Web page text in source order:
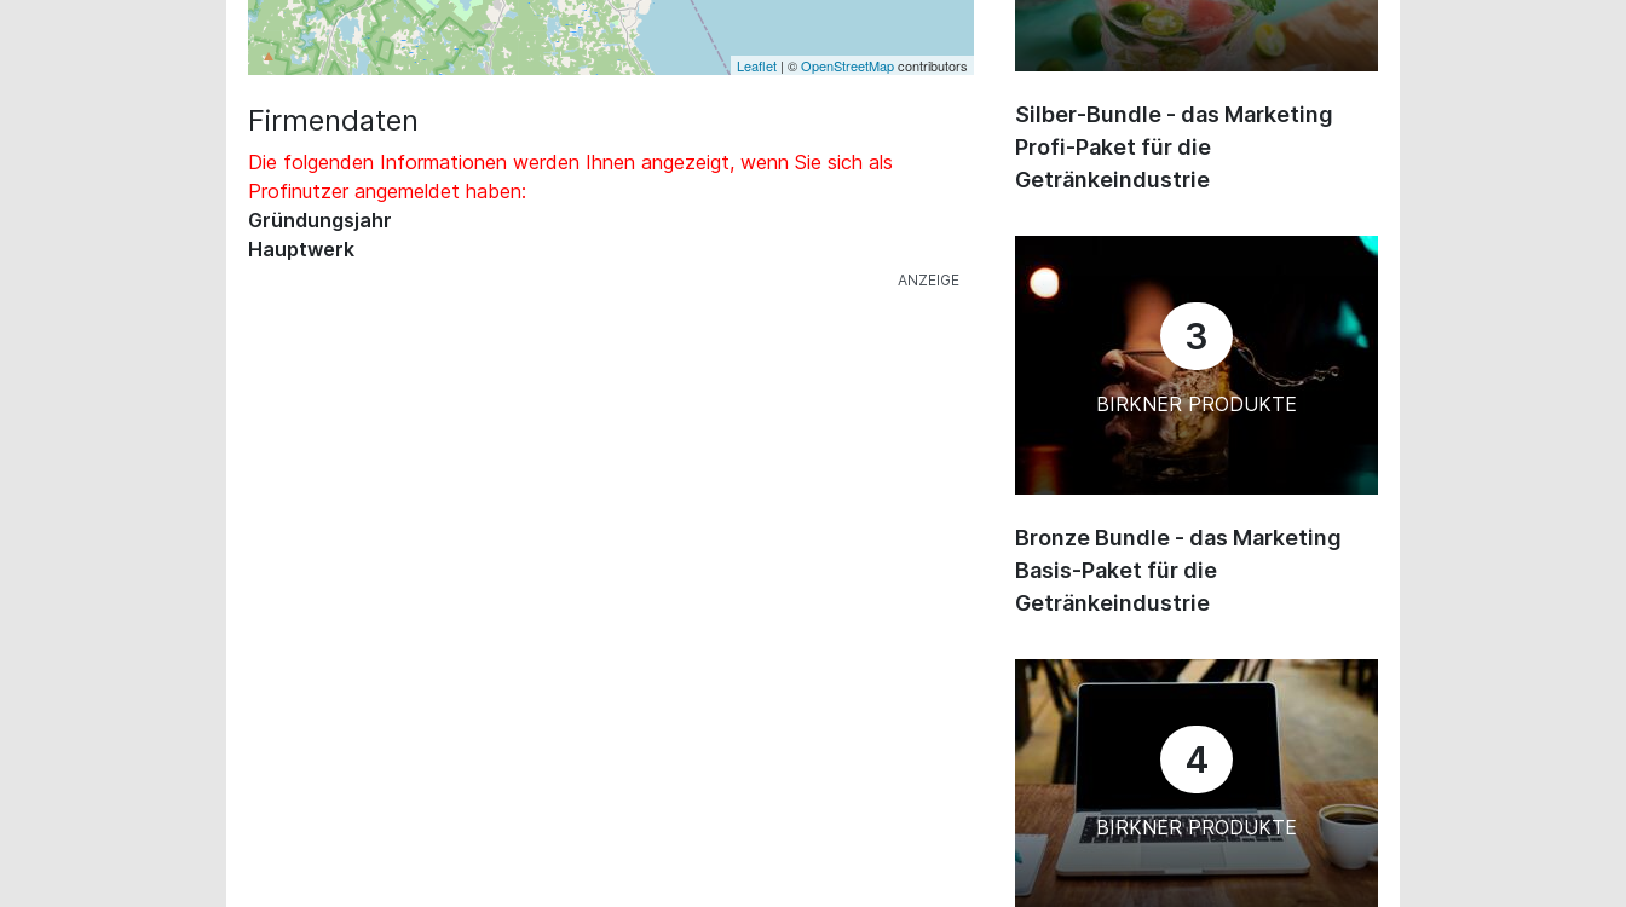
Leaflet | ©OpenStreetMapcontributors
Firmendaten
Die folgenden Informationen werden Ihnen angezeigt, wenn Sie sich als
Profinutzer angemeldet haben:
Gründungsjahr
Hauptwerk
Silber-Bundle - das Marketing
Profi-Paket für die
Getränkeindustrie
3
BIRKNER PRODUKTE
Bronze Bundle - das Marketing
Basis-Paket für die
Getränkeindustrie
4
BIRKNER PRODUKTE